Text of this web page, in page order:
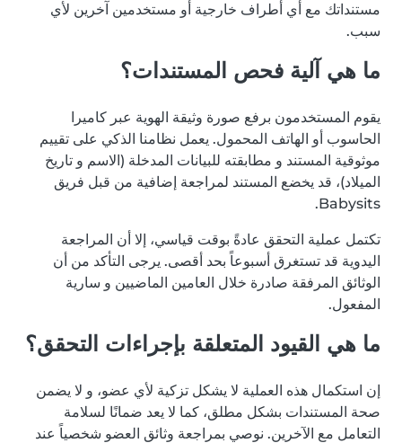
مستنداتك مع أي أطراف خارجية أو مستخدمين آخرين لأي
سبب.
ما هي آلية فحص المستندات؟
يقوم المستخدمون برفع صورة وثيقة الهوية عبر كاميرا
الحاسوب أو الهاتف المحمول. يعمل نظامنا الذكي على تقييم
موثوقية المستند و مطابقته للبيانات المدخلة (الاسم و تاريخ
الميلاد)، قد يخضع المستند لمراجعة إضافية من قبل فريق
Babysits.
تكتمل عملية التحقق عادةً بوقت قياسي، إلا أن المراجعة
اليدوية قد تستغرق أسبوعاً بحد أقصى. يرجى التأكد من أن
الوثائق المرفقة صادرة خلال العامين الماضيين و سارية
المفعول.
ما هي القيود المتعلقة بإجراءات التحقق؟
إن استكمال هذه العملية لا يشكل تزكية لأي عضو، و لا يضمن
صحة المستندات بشكل مطلق، كما لا يعد ضمانًا لسلامة
التعامل مع الآخرين. نوصي بمراجعة وثائق العضو شخصياً عند